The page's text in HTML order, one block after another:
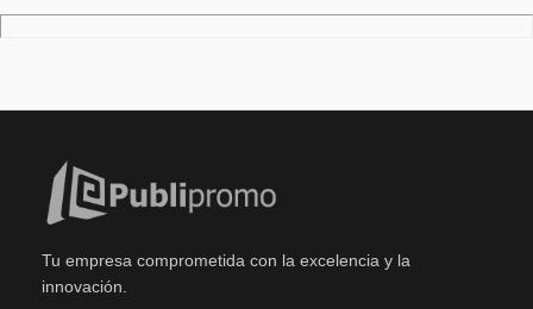
Tu empresa comprometida con la excelencia y la
innovación.